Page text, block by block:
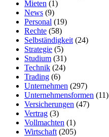
Mieten (1)
News (9)
Personal (19)
Rechte (58)
Selbständigkeit (24)
Strategie (5)
Studium (31)
Technik (24)
Trading (6)
Unternehmen (297)
Unternehmensformen (11)
Versicherungen (47)
Vertrag (3)
Vollmachten (1)
Wirtschaft (205)